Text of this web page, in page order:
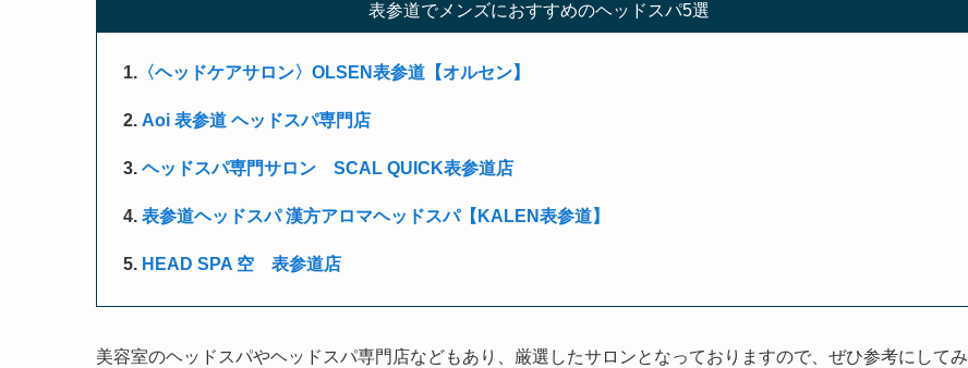
表参道でメンズにおすすめのヘッドスパ5選
1. 〈ヘッドケアサロン〉OLSEN表参道【オルセン】
2. Aoi 表参道 ヘッドスパ専門店
3. ヘッドスパ専門サロン SCAL QUICK表参道店
4. 表参道ヘッドスパ 漢方アロマヘッドスパ【KALEN表参道】
5. HEAD SPA 空 表参道店
美容室のヘッドスパやヘッドスパ専門店などもあり、厳選したサロンとなっておりますので、ぜひ参考にしてみ